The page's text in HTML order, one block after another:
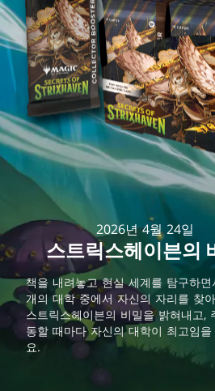
2026년 4월 24일
스트릭스헤이븐의
책을 내려놓고 현실 세계를 탐구하면
개의 대학 중에서 자신의 자리를 찾
스트릭스헤이븐의 비밀을 밝혀내고,
동할 때마다 자신의 대학이 최고임을
요.